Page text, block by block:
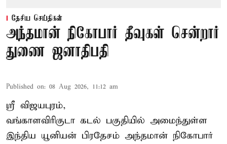
தேசிய செய்திகள்
அந்தமான் நிகோபார் தீவுகள் சென்றார்
துணை ஜனாதிபதி
Published on: 08 Aug 2026, 11:12 am
ஸ்ரீ விஜயபுரம்,
வங்காளவிரிகுடா கடல் பகுதியில் அமைந்துள்ள
இந்திய யூனியன் பிரதேசம் அந்தமான் நிகோபார்